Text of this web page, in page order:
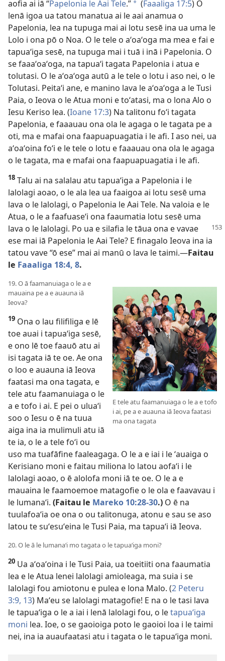
aofia ai iā “Papelonia le Aai Tele.” a (Faaaliga 17:5) O
lenā igoa ua tatou manatua ai le aai anamua o
Papelonia, lea na tupuga mai ai lotu sesē ina ua uma le
Lolo i ona pō o Noa. O le tele o aʻoaʻoga ma mea e fai e
tapuaʻiga sesē, na tupuga mai i tuā i inā i Papelonia. O
se faaaʻoaʻoga, na tapuaʻi tagata Papelonia i atua e
tolutasi. O le aʻoaʻoga autū a le tele o lotu i aso nei, o le
Tolutasi. Peitaʻi ane, e manino lava le aʻoaʻoga a le Tusi
Paia, o Ieova o le Atua moni e toʻatasi, ma o lona Alo o
Iesu Keriso lea. (Ioane 17:3) Na talitonu foʻi tagata
Papelonia, e faaauau ona ola le agaga o le tagata pe a
oti, ma e mafai ona faapuapuagatia i le afi. I aso nei, ua
aʻoaʻoina foʻi e le tele o lotu e faaauau ona ola le agaga
o le tagata, ma e mafai ona faapuapuagatia i le afi.
18 Talu ai na salalau atu tapuaʻiga a Papelonia i le
lalolagi aoao, o le ala lea ua faaigoa ai lotu sesē uma
lava o le lalolagi, o Papelonia le Aai Tele. Na valoia e le
Atua, o le a faafuaseʻi ona faaumatia lotu sesē uma
lava o le lalolagi. Po ua e silafia le tāua ona e vavae
ese mai iā Papelonia le Aai Tele? E finagalo Ieova ina ia
tatou vave “ō ese” mai ai manū o lava le taimi.—Faitau
le Faaaliga 18:4, 8.
E tele atu faamanuiaga o le a e tofo
i ai, pe a e auauna iā Ieova faatasi
ma ona tagata
19. O ā faamanuiaga o le a e
mauaina pe a e auauna iā
Ieova?
19 Ona o lau filifiliga e lē
toe auai i tapuaʻiga sesē,
e ono lē toe faauō atu ai
isi tagata iā te oe. Ae ona
o loo e auauna iā Ieova
faatasi ma ona tagata, e
tele atu faamanuiaga o le
a e tofo i ai. E pei o uluaʻi
soo o Iesu o ē na tuua
aiga ina ia mulimuli atu iā
te ia, o le a tele foʻi ou
uso ma tuafāfine faaleagaga. O le a e iai i le ʻauaiga o
Kerisiano moni e faitau miliona lo latou aofaʻi i le
lalolagi aoao, o ē alolofa moni iā te oe. O le a e
mauaina le faamoemoe matagofie o le ola e faavavau i
le lumanaʻi. (Faitau le Mareko 10:28-30.) O ē na
tuulafoaʻia oe ona o ou talitonuga, atonu e sau se aso
latou te suʻesuʻeina le Tusi Paia, ma tapuaʻi iā Ieova.
20. O le ā le lumanaʻi mo tagata o le tapuaʻiga moni?
20 Ua aʻoaʻoina i le Tusi Paia, ua toeitiiti ona faaumatia
lea e le Atua lenei lalolagi amioleaga, ma suia i se
lalolagi fou amiotonu e pulea e lona Malo. (2 Peteru
3:9, 13) Maʻeu se lalolagi matagofie! E na o le tasi lava
le tapuaʻiga o le a iai i lenā lalolagi fou, o letapuaʻiga
moni lea. Ioe, o se gaoioiga poto le gaoioi loa i le taimi
nei, ina ia auaufaatasi atu i tagata o le tapuaʻiga moni.